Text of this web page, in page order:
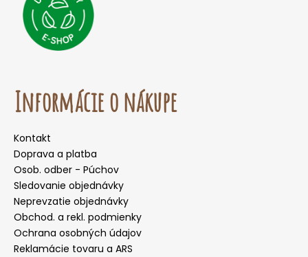
Informácie o nákupe
Kontakt
Doprava a platba
Osob. odber - Púchov
Sledovanie objednávky
Neprevzatie objednávky
Obchod. a rekl. podmienky
Ochrana osobných údajov
Reklamácie tovaru a ARS